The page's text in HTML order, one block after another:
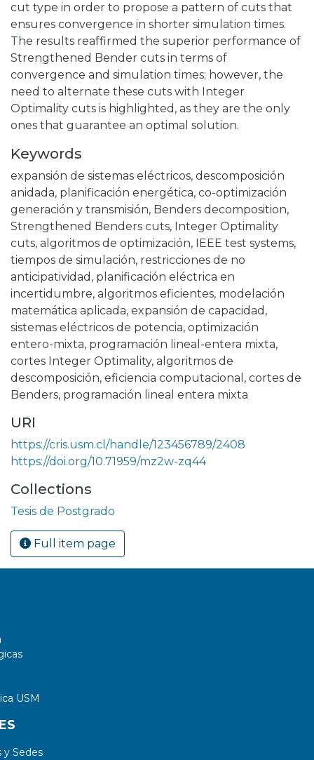
cut type in order to propose a pattern of cuts that
ensures convergence in shorter simulation times.
The results reaffirmed the superior performance of
Strengthened Bender cuts in terms of
convergence and simulation times; however, the
need to alternate these cuts with Integer
Optimality cuts is highlighted, as they are the only
ones that guarantee an optimal solution.
Keywords
expansión de sistemas eléctricos, descomposición
anidada, planificación energética, co-optimización
generación y transmisión, Benders decomposition,
Strengthened Benders cuts, Integer Optimality
cuts, algoritmos de optimización, IEEE test systems,
tiempos de simulación, restricciones de no
anticipatividad , planificación eléctrica en
incertidumbre, algoritmos eficientes, modelación
matemática aplicada, expansión de capacidad ,
sistemas eléctricos de potencia, optimización
entero-mixta, programación lineal-entera mixta,
cortes Integer Optimality, algoritmos de
descomposición, eficiencia computacional , cortes de
Benders, programación lineal entera mixta
URI
https://cris.usm.cl/handle/123456789/2408
https://doi.org/10.71959/mz2w-zq44
Collections
Tesis de Postgrado
Full item page
USM
Sedes